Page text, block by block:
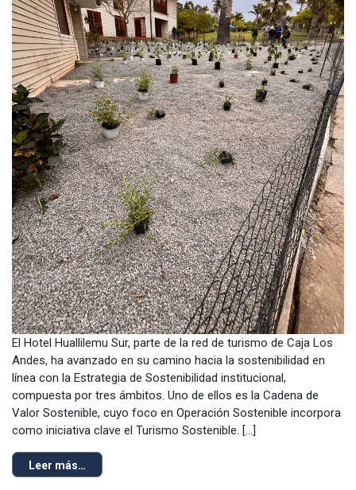
El Hotel Huallilemu Sur, parte de la red de turismo de Caja Los
Andes, ha avanzado en su camino hacia la sostenibilidad en
línea con la Estrategia de Sostenibilidad institucional,
compuesta por tres ámbitos. Uno de ellos es la Cadena de
Valor Sostenible, cuyo foco en Operación Sostenible incorpora
como iniciativa clave el Turismo Sostenible. […]
Leer más…